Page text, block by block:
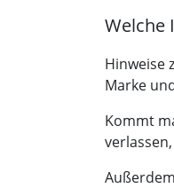
Welche
Hinweise
Marke
Kommt